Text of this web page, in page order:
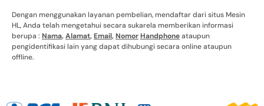
Dengan menggunakan layanan pembelian, mendaftar dari situs Mesin
HL, Anda telah mengetahui secara sukarela memberikan informasi
berupa : Nama,Alamat,Email,NomorHandphoneataupun
pengidentifikasi lain yang dapat dihubungi secara online ataupun
offline.